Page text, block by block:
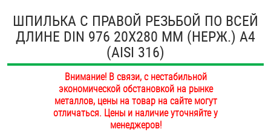
ОПТ
ПОКУПАТЕЛЯМ
ОПЛАТА И ДОСТАВКА
НАШИ МАГАЗИНЫ
Антивандальный крепёж, инструмент
ШПИЛЬКА С ПРАВОЙ РЕЗЬБОЙ ПО ВСЕЙ
ДЛИНЕ DIN 976 20Х280 ММ (НЕРЖ.) A4
(AISI 316)
Внимание! В связи, с нестабильной
экономической обстановкой на рынке
металлов, цены на товар на сайте могут
отличаться. Цены и наличие уточняйте у
менеджеров!